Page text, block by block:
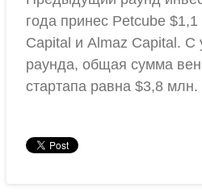
года принес Petcube
Capital и Almaz Capital. С
раунда, общая сумма
стартапа равна $3,8 млн.